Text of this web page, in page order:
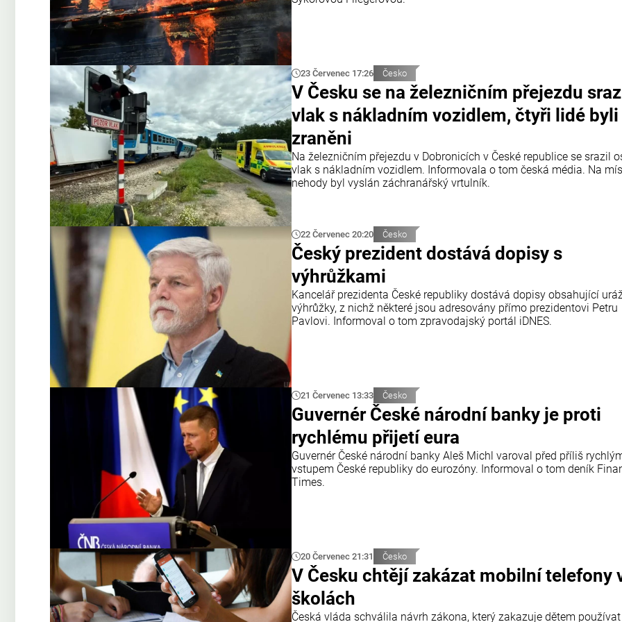
23 Červenec 17:26 Česko
V Česku se na železničním přejezdu
vlak s nákladním vozidlem, čtyři lidé byli
zraněni
Na železničním přejezdu v Dobronicích v České republice se srazil
vlak s nákladním vozidlem. Informovala o tom česká média. Na
nehody byl vyslán záchranářský vrtulník.
22 Červenec 20:20 Česko
Český prezident dostává dopisy s
výhrůžkami
Kancelář prezidenta České republiky dostává dopisy obsahující
výhrůžky, z nichž některé jsou adresovány přímo prezidentovi Petru
Pavlovi. Informoval o tom zpravodajský portál iDNES.
21 Červenec 13:33 Česko
Guvernér České národní banky je proti
rychlému přijetí eura
Guvernér České národní banky Aleš Michl varoval před příliš
vstupem České republiky do eurozóny. Informoval o tom deník
Times.
20 Červenec 21:31 Česko
V Česku chtějí zakázat mobilní telefony
školách
Česká vláda schválila návrh zákona, který zakazuje dětem používat